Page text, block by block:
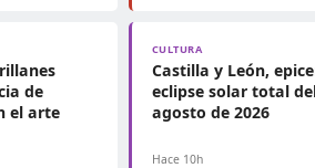
de
el arte
CULTURA
Castilla y León,
eclipse solar total
agosto de 2026
Hace 10h